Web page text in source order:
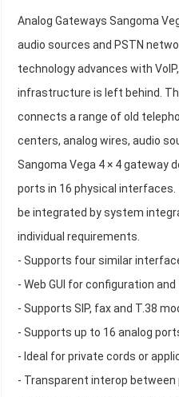
Analog Gateways Sangoma
audio sources and PSTN
technology advances with
infrastructure is left behind.
connects a range of old
centers, analog wires, audio
Sangoma Vega 4 × 4 gateway
ports in 16 physical
be integrated by system
individual requirements.
- Supports four similar
- Web GUI for configuration
- Supports SIP, fax and T.38
- Supports up to 16 analog
- Ideal for private cords or
- Transparent interop between